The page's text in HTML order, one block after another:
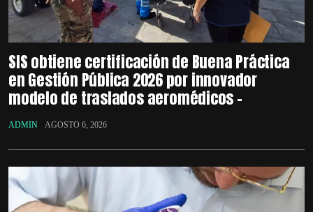
SIS obtiene certificación de Buena Práctica
en Gestión Pública 2026 por innovador
modelo de traslados aeromédicos –
ADMIN AGOSTO 6, 2026